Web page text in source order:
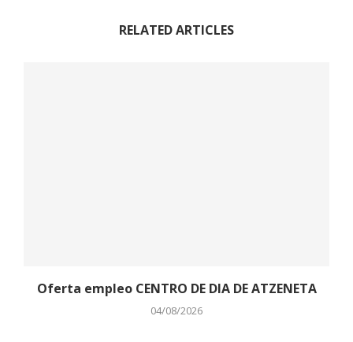
RELATED ARTICLES
Oferta empleo CENTRO DE DIA DE ATZENETA
04/08/2026